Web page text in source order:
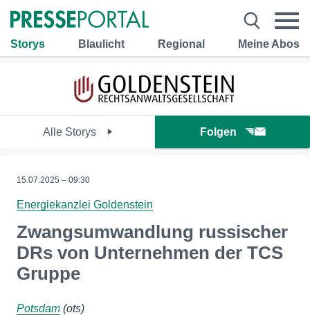
Storys Blaulicht Regional Meine Abos
Alle Storys Folgen
15.07.2025 – 09:30
Energiekanzlei Goldenstein
Zwangsumwandlung russischer
DRs von Unternehmen der TCS
Gruppe
Potsdam (ots)